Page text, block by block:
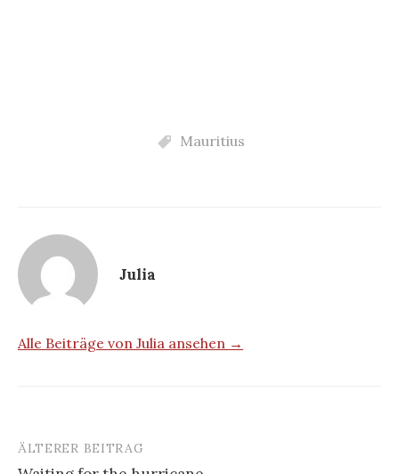
Mauritius
Julia
Alle Beiträge von Julia ansehen →
Beitrags-
ÄLTERER BEITRAG